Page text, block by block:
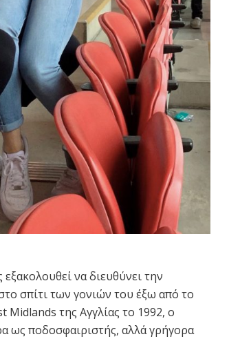
να διευθύνει την
σπίτι των γονιών του έξω από το
της Αγγλίας το 1992, ο
ως ποδοσφαιριστής, αλλά γρήγορα